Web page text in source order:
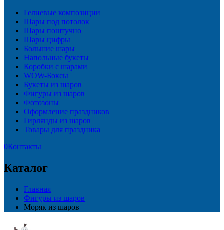
Гелиевые композиции
Шары под потолок
Шары поштучно
Шары цифры
Большие шары
Напольные букеты
Коробки с шарами
WOW-Боксы
Букеты из шаров
Фигуры из шаров
Фотозоны
Оформление праздников
Гирлянды из шаров
Товары для праздника
0Контакты
Каталог
Главная
Фигуры из шаров
Моряк из шаров